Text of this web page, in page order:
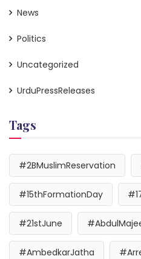
News
Politics
Uncategorized
UrduPressReleases
Tags
#2BMuslimReservation
#15thFormationDay
#21stJune
#AmbedkarJatha